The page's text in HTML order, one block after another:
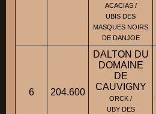
ACACIAS /
UBIS DES
MASQUES NOIRS
DE DANJOE
6 204.600
DALTON DU
DOMAINE
DE
CAUVIGNY
ORCK /
UBY DES